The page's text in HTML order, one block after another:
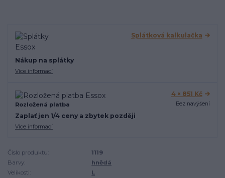
Splátková kalkulačka
Nákup na splátky
Více informací
Rozložená platba
4 × 851 Kč
Bez navýšení
Zaplať jen 1/4 ceny a zbytek později
Více informací
Číslo produktu:
1119
Barvy:
hnědá
Velikosti:
L